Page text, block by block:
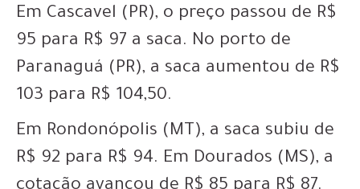
Em Cascavel (PR), o preço passou de R$
95 para R$ 97 a saca. No porto de
Paranaguá (PR), a saca aumentou de R$
103 para R$ 104,50.
Em Rondonópolis (MT), a saca subiu de
R$ 92 para R$ 94. Em Dourados (MS), a